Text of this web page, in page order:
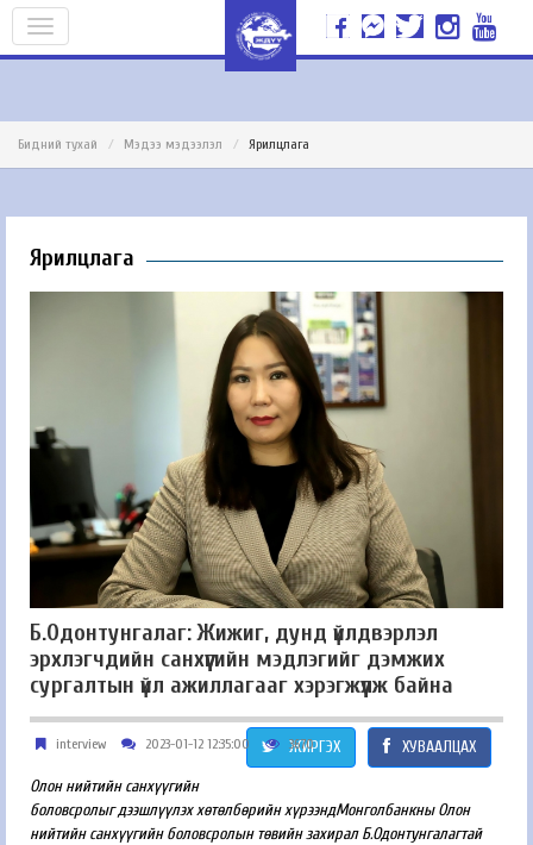
Бидний тухай Мэдээ мэдээлэл Ярилцлага
Ярилцлага
Б.Одонтунгалаг: Жижиг, дунд үйлдвэрлэл
эрхлэгчдийн санхүүгийн мэдлэгийг дэмжих
сургалтын үйл ажиллагааг хэрэгжүүлж байна
interview 2023-01-12 12:35:00 3670 ХУВААЛЦАХ
ЖИРГЭХ
Олон нийтийн санхүүгийн
боловсролыг дээшлүүлэх хөтөлбөрийн хүрээндМонголбанкны Олон
нийтийн санхүүгийн боловсролын төвийн захирал Б.Одонтунгалагтай